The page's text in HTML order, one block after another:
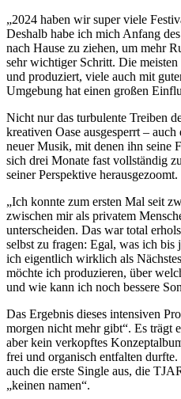
„2024 haben wir super viele
Deshalb habe ich mich Anfang
nach Hause zu ziehen, um mehr
sehr wichtiger Schritt. Die
und produziert, viele auch mit
Umgebung hat einen großen
Nicht nur das turbulente Treiben
kreativen Oase ausgesperrt –
neuer Musik, mit denen ihn seine
sich drei Monate fast vollständig
seiner Perspektive herausgezoomt.
„Ich konnte zum ersten Mal seit
zwischen mir als privatem
unterscheiden. Das war total
selbst zu fragen: Egal, was ich bis
ich eigentlich wirklich als
möchte ich produzieren, über
und wie kann ich noch bessere
Das Ergebnis dieses intensiven
morgen nicht mehr gibt“. Es trägt
aber kein verkopftes
frei und organisch entfalten
auch die erste Single aus, die
„keinen namen“.